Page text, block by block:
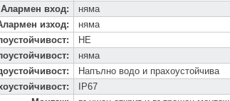
Алармен вход:
няма
изход:
няма
:
НЕ
:
няма
:
Напълно водо и прахоустойчива
:
IP67